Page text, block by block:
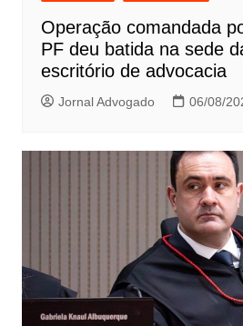
Operação comandada
PF deu batida na sede
escritório de advocacia
Jornal Advogado 06/08/